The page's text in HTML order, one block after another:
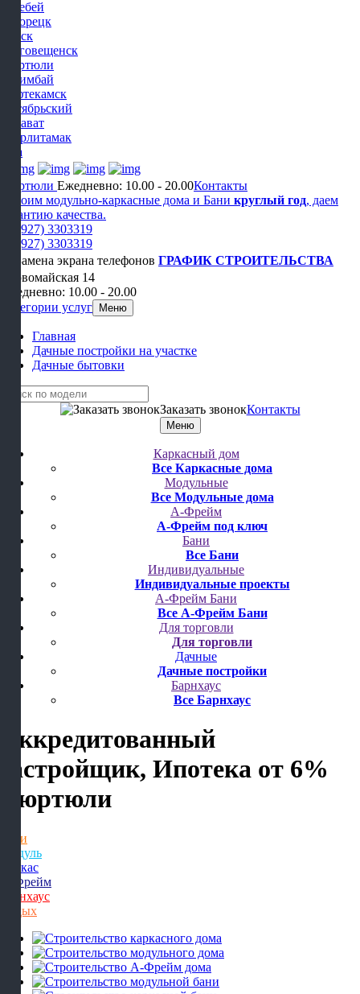
Белебей
Белорецк
Бирск
Благовещенск
Дюртюли
Ишимбай
Нефтекамск
Октябрьский
Салават
Стерлитамак
Уфа
Дюртюли Ежедневно: 10.00 - 20.00Контакты
Строим модульно-каркасные дома и Бани круглый год, даем
гарантию качества.
+7 (927) 3303319
+7 (927) 3303319
ГРАФИК СТРОИТЕЛЬСТВА
Первомайская 14
Ежедневно: 10.00 - 20.00
Категории услуг
Меню
Главная
Дачные постройки на участке
Дачные бытовки
Заказать звонокКонтакты
Меню
Каркасный дом
Все Каркасные дома
Модульные
Все Модульные дома
А-Фрейм
А-Фрейм под ключ
Бани
Все Бани
Индивидуальные
Индивидуальные проекты
А-Фрейм Бани
Все А-Фрейм Бани
Для торговли
Для торговли
Дачные
Дачные постройки
Барнхаус
Все Барнхаус
Аккредитованный
застройщик, Ипотека от 6%
Дюртюли
Бани
Модуль
Каркас
А-Фрейм
Барнхаус
Отдых